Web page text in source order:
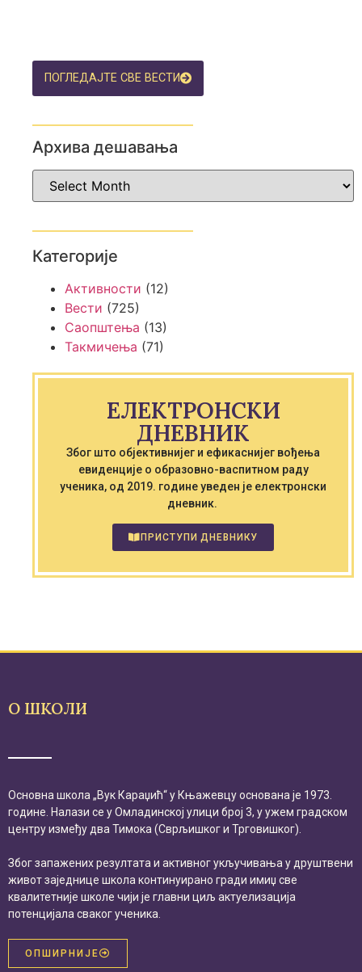
ПОГЛЕДАЈТЕ СВЕ ВЕСТИ
Архива дешавања
Категорије
Активности (12)
Вести (725)
Саопштења (13)
Такмичења (71)
ЕЛЕКТРОНСКИ
ДНЕВНИК
Због што објективнијег и ефикаснијег вођења
евиденције о образовно-васпитном раду
ученика, од 2019. године уведен је електронски
дневник.
ПРИСТУПИ ДНЕВНИКУ
О ШКОЛИ
Основна школа „Вук Караџић“ у Књажевцу основана је 1973.
године. Налази се у Омладинској улици број 3, у ужем градском
центру између два Тимока (Сврљишког и Трговишког).
Због запажених резултата и активног укључивања у друштвени
живот заједнице школа континуирано гради имиџ све
квалитетније школе чији је главни циљ актуелизација
потенцијала сваког ученика.
ОПШИРНИЈЕ